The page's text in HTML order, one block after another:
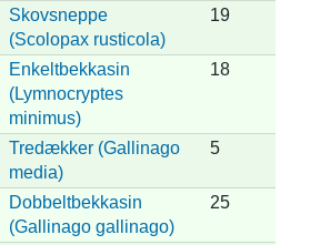
Skovsneppe
(Scolopax rusticola)
19
Enkeltbekkasin
(Lymnocryptes
minimus)
18
Tredækker (Gallinago
media)
5
Dobbeltbekkasin
(Gallinago gallinago)
25